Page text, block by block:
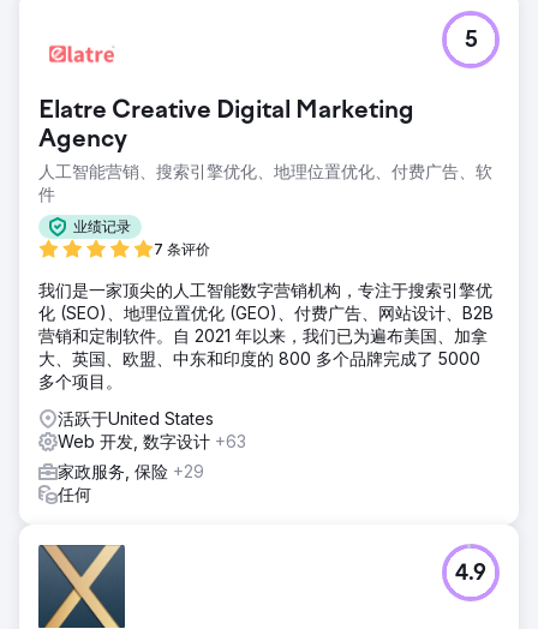
B2C 企业需要将其用户群增加一倍，并在竞争激烈的市场中提
高转化率。平均销售额为 65,000 美元，目标是增强其数字形
解决方案
实施数字化转型，重点优化用户体验和精准营销。改进了网站
并使用数据分析来个性化营销活动，旨在提高用户群和转化
率。
结果
用户基数猛增 108% 至 5.6 万，目标完成率猛增 209% 至
2,945，转化率增加 46% 至 4.18%。这些战略性数字增强显
着提升了公司的市场表现。
前往营销公司页面
Elatre Creative Digital Marketing
Agency
人工智能营销、搜索引擎优化、地理位置优化、付费广告、软
件
业绩记录
7 条评价
5
我们是一家顶尖的人工智能数字营销机构，专注于搜索引擎优
化 (SEO)、地理位置优化 (GEO)、付费广告、网站设计、B2B
营销和定制软件。自 2021 年以来，我们已为遍布美国、加拿
大、英国、欧盟、中东和印度的 800 多个品牌完成了 5000
多个项目。
活跃于United States
Web 开发, 数字设计 +63
家政服务, 保险 +29
任何
4.9